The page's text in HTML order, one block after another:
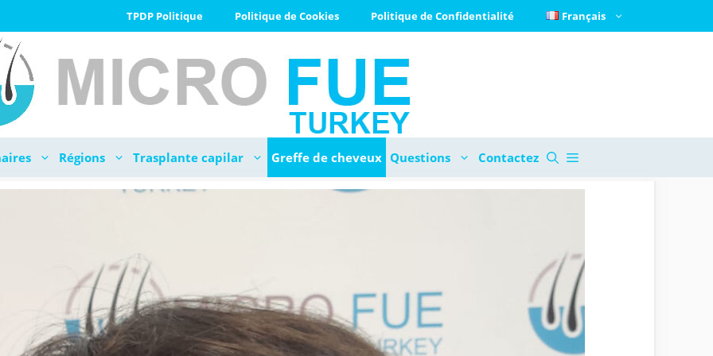
TPDP Politique Politique de Cookies Politique de Confidentialité Français
Régions Trasplante capilar Greffe de cheveux Questions Contactez